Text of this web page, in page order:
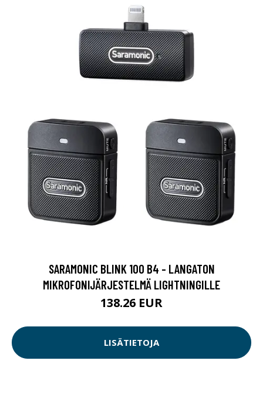
SARAMONIC BLINK 100 B4 - LANGATON
MIKROFONIJÄRJESTELMÄ LIGHTNINGILLE
138.26 EUR
LISÄTIETOJA